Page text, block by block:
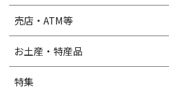
売店・ATM等
お土産・特産品
特集